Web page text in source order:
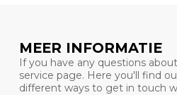
MEER INFORMATIE
If you have any questions
service page. Here you'll find
different ways to get in touch